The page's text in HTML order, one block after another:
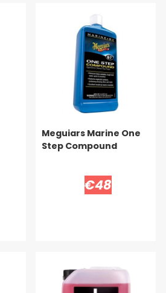
Meguiars Marine One
Step Compound
€48